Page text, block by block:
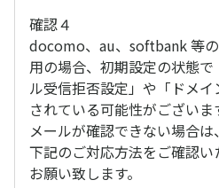
確認４
docomo、au、softbank 等
用の場合、初期設定の状態
ル受信拒否設定」や「ドメ
されている可能性がございま
メールが確認できない場合
下記のご対応方法をご確認い
お願い致します。